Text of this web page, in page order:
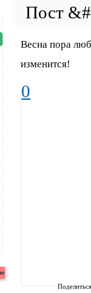
Весна пора
изменится!
0